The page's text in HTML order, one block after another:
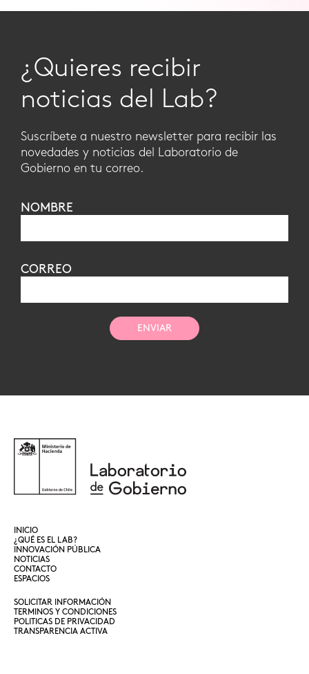
¿Quieres recibir
noticias del Lab?
Suscríbete a nuestro newsletter para recibir las
novedades y noticias del Laboratorio de
Gobierno en tu correo.
NOMBRE
CORREO
INICIO
¿QUÉ ES EL LAB?
INNOVACIÓN PÚBLICA
NOTICIAS
CONTACTO
ESPACIOS
SOLICITAR INFORMACIÓN
TERMINOS Y CONDICIONES
POLITICAS DE PRIVACIDAD
TRANSPARENCIA ACTIVA